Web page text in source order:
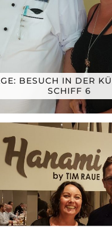
BESUCH IN DER
SCHIFF 6